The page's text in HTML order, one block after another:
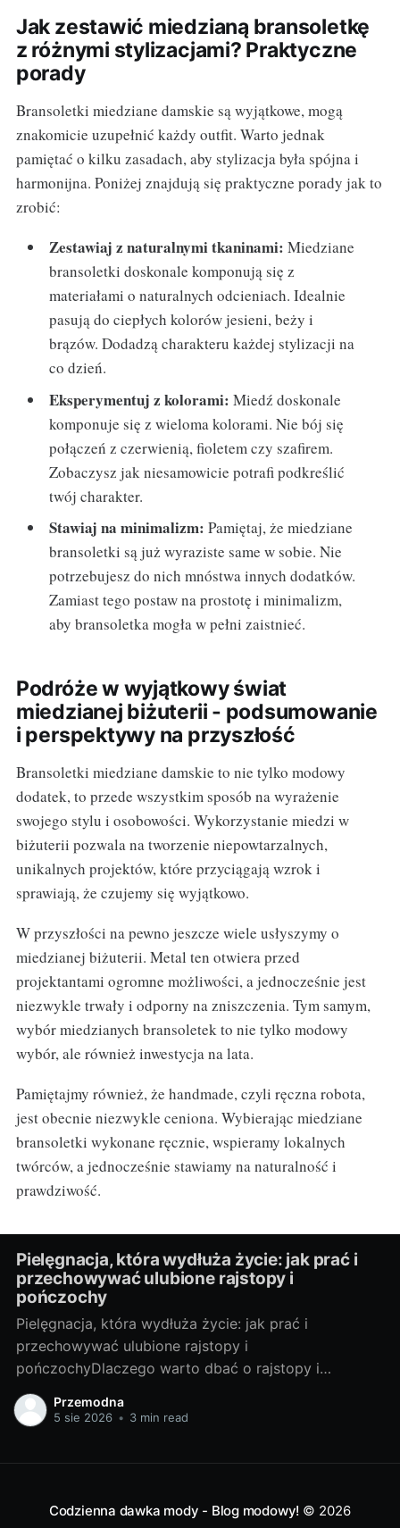
Jak zestawić miedzianą bransoletkę
z różnymi stylizacjami? Praktyczne
porady
Bransoletki miedziane damskie są wyjątkowe, mogą
znakomicie uzupełnić każdy outfit. Warto jednak
pamiętać o kilku zasadach, aby stylizacja była spójna i
harmonijna. Poniżej znajdują się praktyczne porady jak to
zrobić:
Zestawiaj z naturalnymi tkaninami: Miedziane
bransoletki doskonale komponują się z
materiałami o naturalnych odcieniach. Idealnie
pasują do ciepłych kolorów jesieni, beży i
brązów. Dodadzą charakteru każdej stylizacji na
co dzień.
Eksperymentuj z kolorami: Miedź doskonale
komponuje się z wieloma kolorami. Nie bój się
połączeń z czerwienią, fioletem czy szafirem.
Zobaczysz jak niesamowicie potrafi podkreślić
twój charakter.
Stawiaj na minimalizm: Pamiętaj, że miedziane
bransoletki są już wyraziste same w sobie. Nie
potrzebujesz do nich mnóstwa innych dodatków.
Zamiast tego postaw na prostotę i minimalizm,
aby bransoletka mogła w pełni zaistnieć.
Podróże w wyjątkowy świat
miedzianej biżuterii - podsumowanie
i perspektywy na przyszłość
Bransoletki miedziane damskie to nie tylko modowy
dodatek, to przede wszystkim sposób na wyrażenie
swojego stylu i osobowości. Wykorzystanie miedzi w
biżuterii pozwala na tworzenie niepowtarzalnych,
unikalnych projektów, które przyciągają wzrok i
sprawiają, że czujemy się wyjątkowo.
W przyszłości na pewno jeszcze wiele usłyszymy o
miedzianej biżuterii. Metal ten otwiera przed
projektantami ogromne możliwości, a jednocześnie jest
niezwykle trwały i odporny na zniszczenia. Tym samym,
wybór miedzianych bransoletek to nie tylko modowy
wybór, ale również inwestycja na lata.
Pamiętajmy również, że handmade, czyli ręczna robota,
jest obecnie niezwykle ceniona. Wybierając miedziane
bransoletki wykonane ręcznie, wspieramy lokalnych
twórców, a jednocześnie stawiamy na naturalność i
prawdziwość.
Pielęgnacja, która wydłuża życie: jak prać i
przechowywać ulubione rajstopy i
pończochy
Pielęgnacja, która wydłuża życie: jak prać i
przechowywać ulubione rajstopy i
pończochyDlaczego warto dbać o rajstopy i
pończochyRajstopy i pończochy to małe modowe
sprzymierzeńczki, które potrafią odmienić stylizację i
dzianina
Przemodna
5 sie 2026 • 3 min read
Codzienna dawka mody - Blog modowy! © 2026